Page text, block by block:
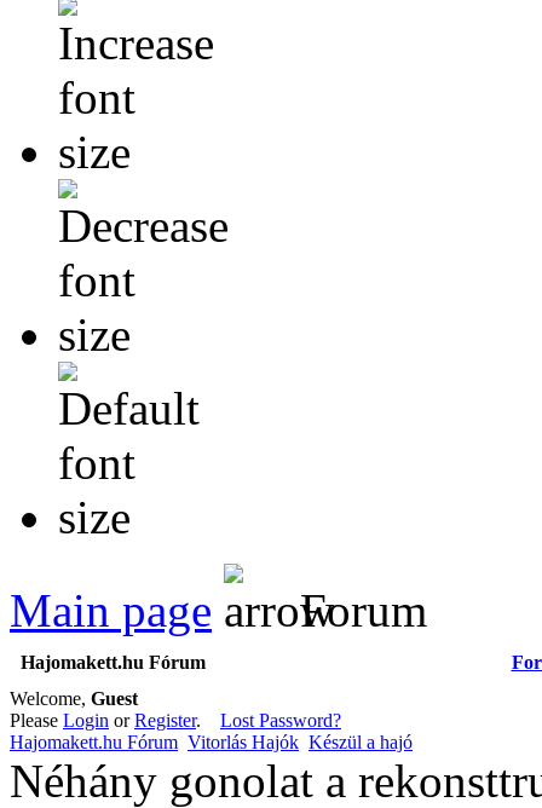
Main page Forum
Hajomakett.hu Fórum
Welcome, Guest
Please Login orRegister. Lost Password?
Hajomakett.hu Fórum Vitorlás Hajók Készül a hajó
Néhány gonolat a